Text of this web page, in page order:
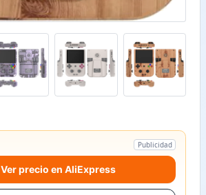
Publicidad
Ver precio en AliExpress